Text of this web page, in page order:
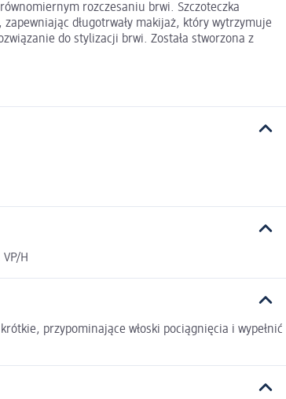
rozczesaniu brwi. Szczoteczka
długotrwały makijaż, który wytrzymuje
do stylizacji brwi. Została stworzona z
VP/H
przypominające włoski pociągnięcia i wypełnić